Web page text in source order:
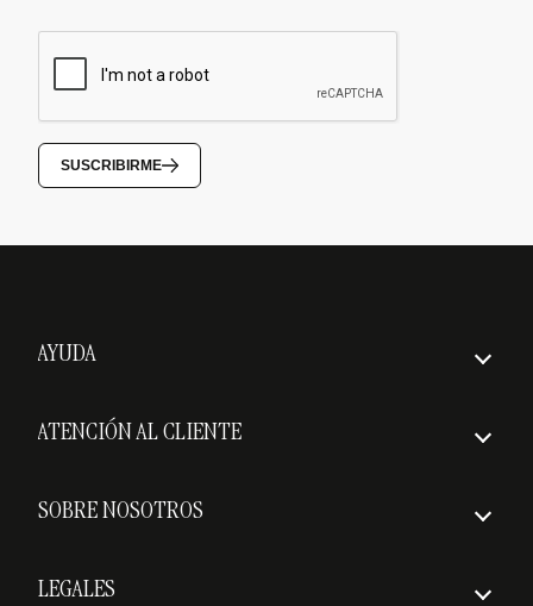
SUSCRIBIRME
AYUDA
Cómo hacer un pedido
Plazos de entrega
ATENCIÓN AL CLIENTE
Gastos de envío
SOBRE NOSOTROS
LEGALES